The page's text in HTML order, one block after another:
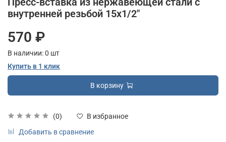
внутренней резьбой 15х1/2"
(0)
В избранное
Добавить в сравнение
570 ₽
В наличии:0 шт
Купить в 1 клик
В корзину